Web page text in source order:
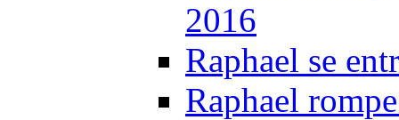
2016
Raphael se
Raphael